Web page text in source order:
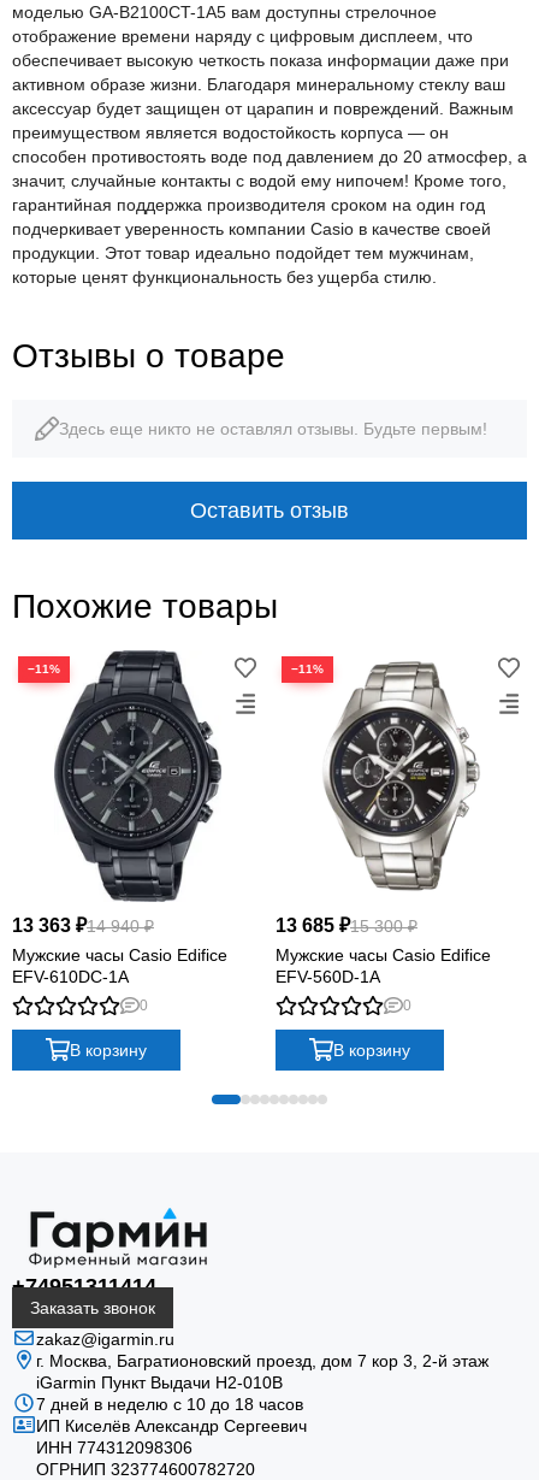
моделью GA-B2100CT-1A5 вам доступны стрелочное
отображение времени наряду с цифровым дисплеем, что
обеспечивает высокую четкость показа информации даже при
активном образе жизни. Благодаря минеральному стеклу ваш
аксессуар будет защищен от царапин и повреждений. Важным
преимуществом является водостойкость корпуса — он
способен противостоять воде под давлением до 20 атмосфер, а
значит, случайные контакты с водой ему нипочем! Кроме того,
гарантийная поддержка производителя сроком на один год
подчеркивает уверенность компании Casio в качестве своей
продукции. Этот товар идеально подойдет тем мужчинам,
которые ценят функциональность без ущерба стилю.
Отзывы о товаре
Здесь еще никто не оставлял отзывы. Будьте первым!
Оставить отзыв
Похожие товары
−11%
13 363 ₽14 940 ₽
Мужские часы Casio Edifice
EFV-610DC-1A
0
В корзину
−11%
13 685 ₽15 300 ₽
Мужские часы Casio Edifice
EFV-560D-1A
0
В корзину
+74951311414
Заказать звонок
zakaz@igarmin.ru
г. Москва, Багратионовский проезд, дом 7 кор 3, 2-й этаж
iGarmin Пункт Выдачи Н2-010В
7 дней в неделю с 10 до 18 часов
ИП Киселёв Александр Сергеевич
ИНН 774312098306
ОГРНИП 323774600782720